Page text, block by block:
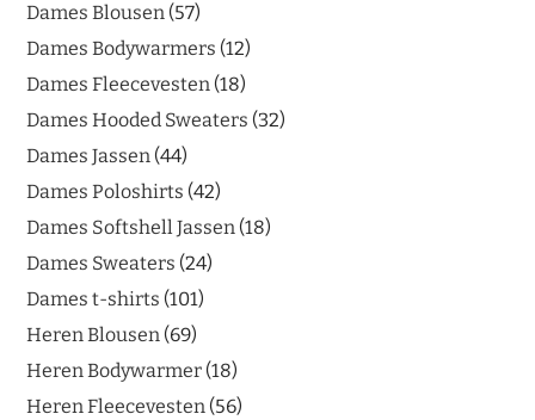
Dames Blousen 57
Dames Bodywarmers 12
Dames Fleecevesten 18
Dames Hooded Sweaters 32
Dames Jassen 44
Dames Poloshirts 42
Dames Softshell Jassen 18
Dames Sweaters 24
Dames t-shirts 101
Heren Blousen 69
Heren Bodywarmer 18
Heren Fleecevesten 56